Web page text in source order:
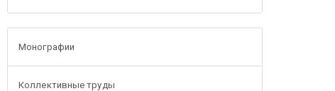
Монографии
Коллективные труды